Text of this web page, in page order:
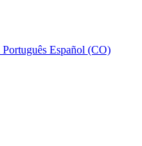
Português Español (CO)